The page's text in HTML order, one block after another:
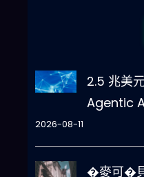
2.5 兆美
Agentic
2026-08-11
�麥可�